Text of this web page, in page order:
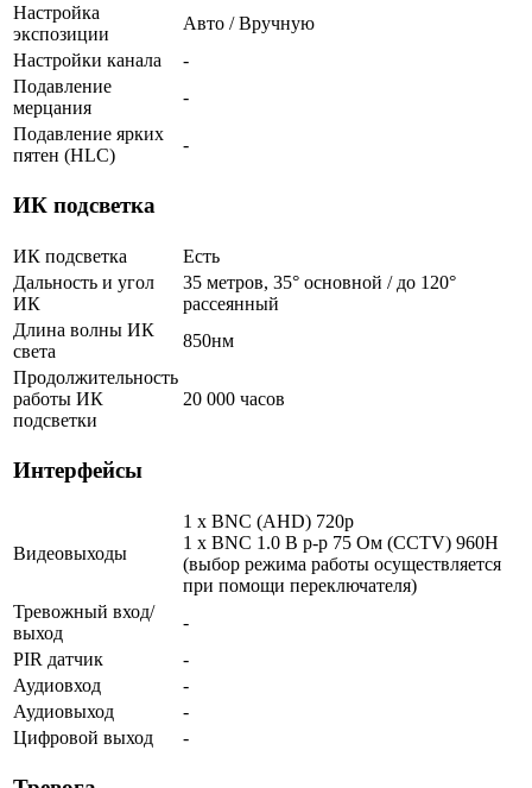
Настройка
экспозиции
Авто / Вручную
Настройки канала
-
Подавление
мерцания
-
Подавление ярких
пятен (HLC)
-
ИК подсветка
ИК подсветка
Есть
Дальность и угол
ИК
35 метров, 35° основной / до 120°
рассеянный
Длина волны ИК
света
850нм
Продолжительность
работы ИК
подсветки
20 000 часов
Интерфейсы
Видеовыходы
1 x BNC (AHD) 720p
1 x BNC 1.0 В р-р 75 Ом (CCTV) 960Н
(выбор режима работы осуществляется
при помощи переключателя)
Тревожный вход/
выход
-
PIR датчик
-
Аудиовход
-
Аудиовыход
-
Цифровой выход
-